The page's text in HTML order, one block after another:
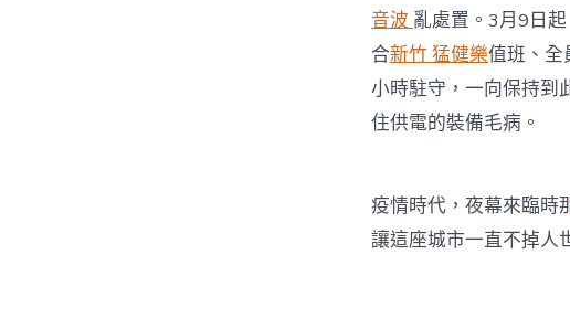
音波 亂處置。3月9日
合新竹 猛健樂值班、全
小時駐守，一向保持到
住供電的裝備毛病。
疫情時代，夜幕來臨時
讓這座城市一直不掉人